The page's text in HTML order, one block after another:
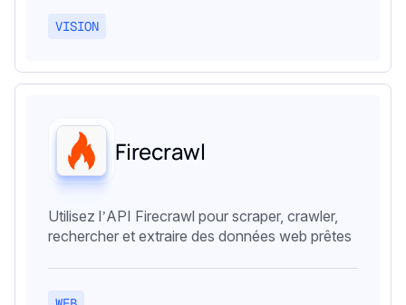
VISION
Firecrawl
Utilisez l’API Firecrawl pour scraper, crawler,
rechercher et extraire des données web prêtes